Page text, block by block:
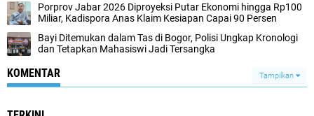
Porprov Jabar 2026 Diproyeksi Putar Ekonomi hingga Rp100
Miliar, Kadispora Anas Klaim Kesiapan Capai 90 Persen
Bayi Ditemukan dalam Tas di Bogor, Polisi Ungkap Kronologi
dan Tetapkan Mahasiswi Jadi Tersangka
KOMENTAR Tampilkan